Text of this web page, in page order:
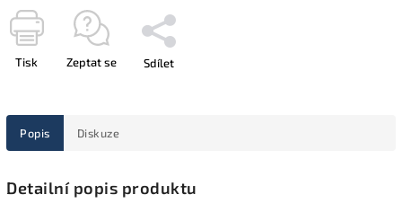
Tisk Zeptat se Sdílet
Popis Diskuze
Detailní popis produktu